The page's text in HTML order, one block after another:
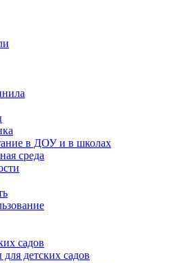
в ДОУ и в школах
среда
садов
детских садов